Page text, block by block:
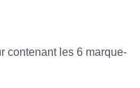
contenant les 6 marque-